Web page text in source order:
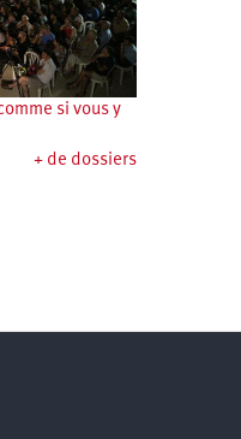
si vous y
+ de dossiers